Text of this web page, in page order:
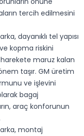
tercih edilmesini
dayanıklı tel yapısı
kopma riskini
maruz kalan
taşır. GM üretim
ve işlevini
bagaj
araç konforunun
montaj